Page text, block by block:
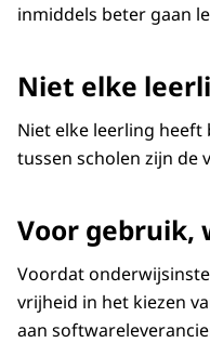
inmiddels beter gaan
Niet elke
Niet elke leerling
tussen scholen zijn de
Voor gebruik,
Voordat
vrijheid in het kiezen
aan